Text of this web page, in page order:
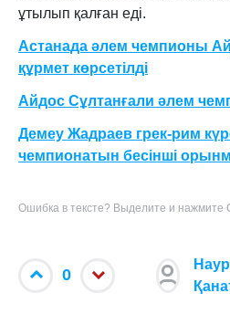
ұтылып қалған еді.
Астанада әлем чемпионы
құрмет көрсетілді
Айдос Сұлтанғали әлем
Демеу Жадраев грек-рим
чемпионатын бесінші
Ошибка в тексте? Выделите и нажмите
0